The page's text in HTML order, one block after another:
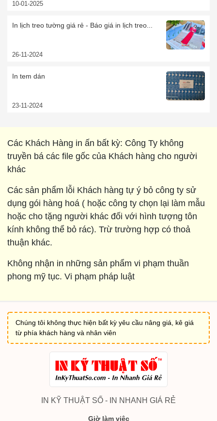
10-01-2025
In lịch treo tường giá rẻ - Báo giá in lịch treo...
26-11-2024
In tem dán
23-11-2024
Các Khách Hàng in ấn bất kỳ: Công Ty không
truyền bá các file gốc của Khách hàng cho người
khác
Các sản phẩm lỗi Khách hàng tự ý bỏ công ty sử
dụng gói hàng hoá ( hoặc công ty chọn lại làm mẫu
hoặc cho tặng người khác đối với hình tượng tôn
kính không thể bỏ rác). Trừ trường hợp có thoả
thuận khác.
Không nhận in những sản phẩm vi phạm thuần
phong mỹ tục. Vi phạm pháp luật
Chúng tôi không thực hiện bất kỳ yêu cầu nâng giá, kê giá
từ phía khách hàng và nhân viên
IN KỸ THUẬT SỐ - IN NHANH GIÁ RẺ
Giờ làm việc